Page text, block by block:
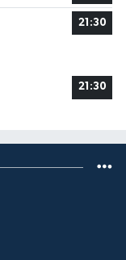
21:30
21:30